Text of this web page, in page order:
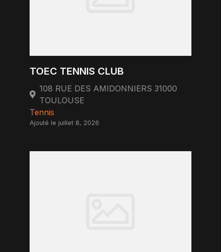
TOEC TENNIS CLUB
108 RUE DES AMIDONNIERS 31000
TOULOUSE
Tennis
Ajouté le juillet 8, 2026